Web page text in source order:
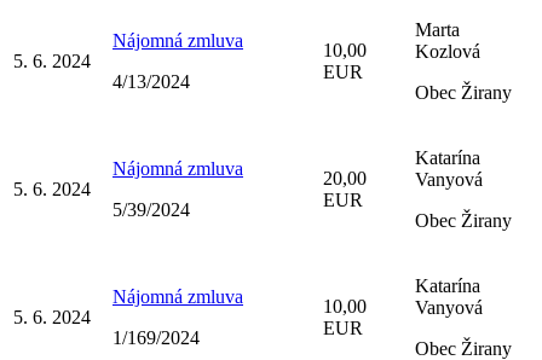
5. 6. 2024
Nájomná zmluva
4/13/2024
10,00
EUR
Marta
Kozlová
Obec Žirany
5. 6. 2024
Nájomná zmluva
5/39/2024
20,00
EUR
Katarína
Vanyová
Obec Žirany
5. 6. 2024
Nájomná zmluva
1/169/2024
10,00
EUR
Katarína
Vanyová
Obec Žirany